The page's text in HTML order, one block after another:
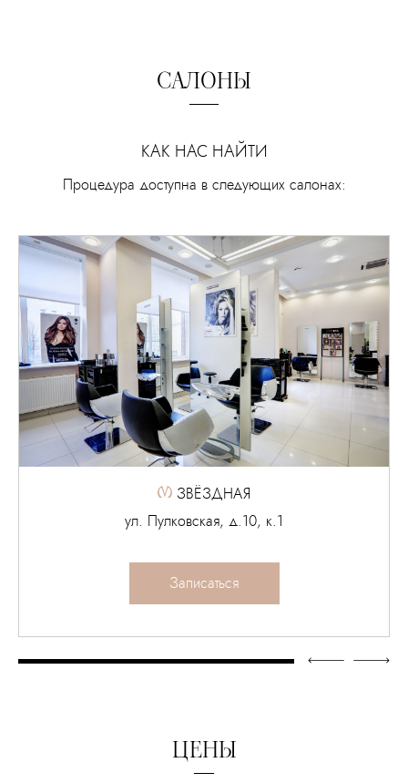
САЛОНЫ
КАК НАС НАЙТИ
Процедура доступна в следующих салонах:
ЗВЁЗДНАЯ
ул. Пулковская, д.10, к.1
Записаться
ЦЕНЫ